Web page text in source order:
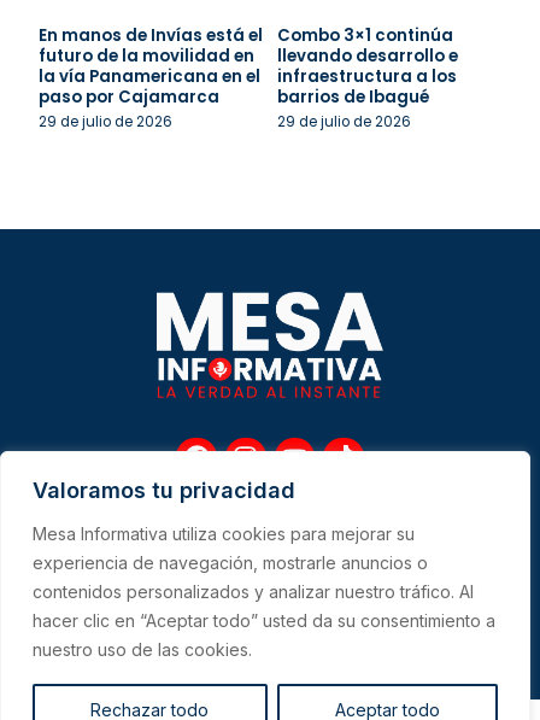
Valoramos tu privacidad
Mesa Informativa utiliza cookies para mejorar su
experiencia de navegación, mostrarle anuncios o
contenidos personalizados y analizar nuestro tráfico. Al
hacer clic en “Aceptar todo” usted da su consentimiento a
nuestro uso de las cookies.
Rechazar todo Aceptar todo
En manos de Invías está el
futuro de la movilidad en
la vía Panamericana en el
paso por Cajamarca
29 de julio de 2026
Combo 3×1 continúa
llevando desarrollo e
infraestructura a los
barrios de Ibagué
29 de julio de 2026
F
a
c
e
b
o
o
k
I
n
s
t
a
g
r
a
m
Y
u
t
u
b
e
T
t
o
k
CONTACTO